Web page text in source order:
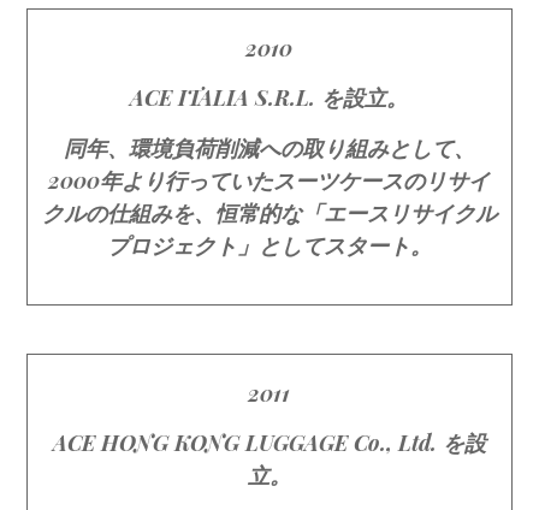
2010
ACE ITALIA S.R.L. を設立。
同年、環境負荷削減への取り組みとして、
2000年より行っていたスーツケースのリサイ
クルの仕組みを、恒常的な「エースリサイクル
プロジェクト」としてスタート。
2011
ACE HONG KONG LUGGAGE Co., Ltd. を設
立。